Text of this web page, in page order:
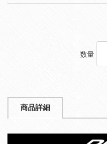
数量
商品詳細